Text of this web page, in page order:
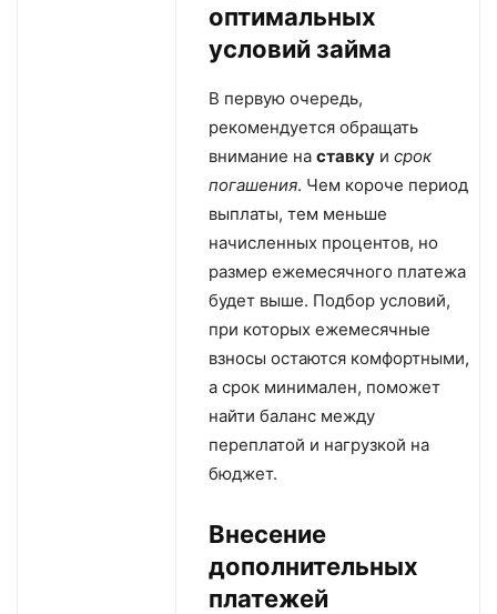
оптимальных
условий займа
В первую очередь,
рекомендуется обращать
внимание на ставку и срок
погашения. Чем короче период
выплаты, тем меньше
начисленных процентов, но
размер ежемесячного платежа
будет выше. Подбор условий,
при которых ежемесячные
взносы остаются комфортными,
а срок минимален, поможет
найти баланс между
переплатой и нагрузкой на
бюджет.
Внесение
дополнительных
платежей